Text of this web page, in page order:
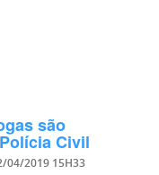
são
Civil
04/2019 15H33